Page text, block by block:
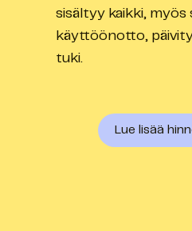
sisältyy kaikki, myös
käyttöönotto,
tuki.
Lue lisää